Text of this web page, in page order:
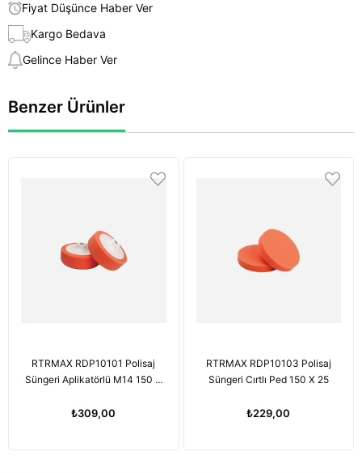
Fiyat Düşünce Haber Ver
Kargo Bedava
Gelince Haber Ver
Benzer Ürünler
RTRMAX RDP10101 Polisaj
Süngeri Aplikatörlü M14 150 X
₺309,00
RTRMAX RDP10103 Polisaj
Süngeri Cırtlı Ped 150 X 25
₺229,00